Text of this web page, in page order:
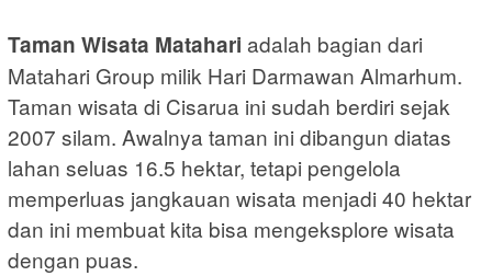
Taman Wisata Matahari adalah bagian dari
Matahari Group milik Hari Darmawan Almarhum.
Taman wisata di Cisarua ini sudah berdiri sejak
2007 silam. Awalnya taman ini dibangun diatas
lahan seluas 16.5 hektar, tetapi pengelola
memperluas jangkauan wisata menjadi 40 hektar
dan ini membuat kita bisa mengeksplore wisata
dengan puas.